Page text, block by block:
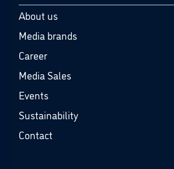
About us
Media brands
Career
Media Sales
Events
Sustainability
Contact